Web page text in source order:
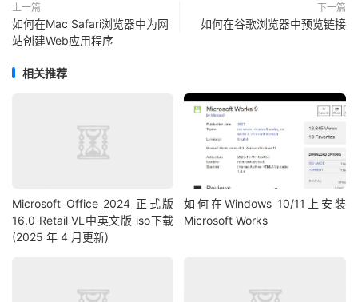
上一篇
如何在Mac Safari浏览器中为网
站创建Web应用程序
下一篇
如何在谷歌浏览器中预览链接
相关推荐
Microsoft Office 2024 正式版
16.0 Retail VL中英文版 iso下载
(2025 年 4 月更新)
如何在Windows 10/11上安装
Microsoft Works